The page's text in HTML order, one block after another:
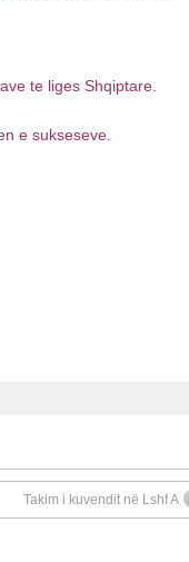
te liges Shqiptare.
e sukseseve.
Takim i kuvendit në Lshf A